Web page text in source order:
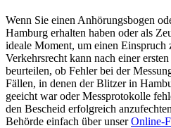
Wenn Sie einen Anhörungsbogen
Hamburg erhalten haben oder als
ideale Moment, um einen
Verkehrsrecht kann nach einer
beurteilen, ob Fehler bei der
Fällen, in denen der Blitzer in
geeicht war oder Messprotokolle
den Bescheid erfolgreich
Behörde einfach über unserOnline-